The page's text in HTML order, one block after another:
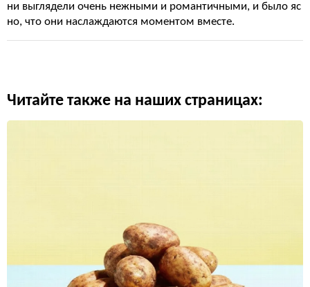
ни выглядели очень нежными и романтичными, и было яс
но, что они наслаждаются моментом вместе.
Читайте также на наших страницах: